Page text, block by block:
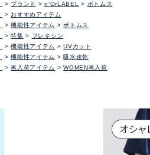
ブランド n'OrLABEL
ボトムス
おすすめアイテム
機能性アイテム
ボトムス
特集
フレキシン
機能性アイテム
UVカット
機能性アイテム
吸水速乾
再入荷アイテム WOMEN再入荷